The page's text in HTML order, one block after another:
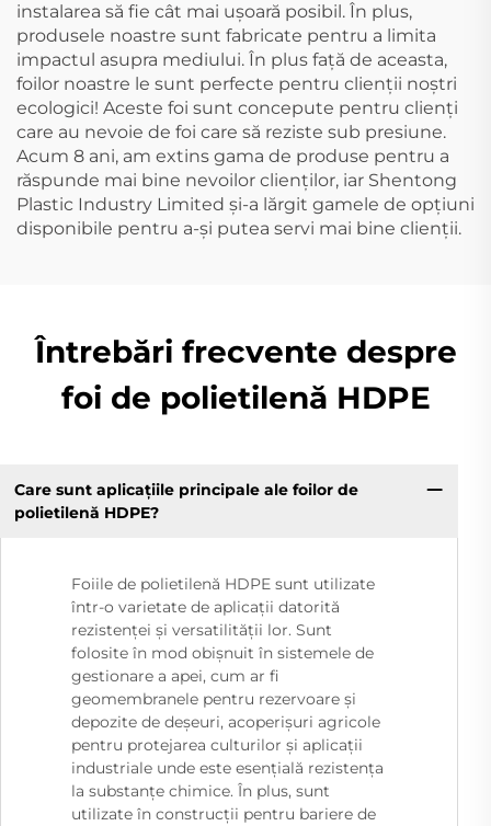
instalarea să fie cât mai ușoară posibil. În plus,
produsele noastre sunt fabricate pentru a limita
impactul asupra mediului. În plus față de aceasta,
foilor noastre le sunt perfecte pentru clienții noștri
ecologici! Aceste foi sunt concepute pentru clienți
care au nevoie de foi care să reziste sub presiune.
Acum 8 ani, am extins gama de produse pentru a
răspunde mai bine nevoilor clienților, iar Shentong
Plastic Industry Limited și-a lărgit gamele de opțiuni
disponibile pentru a-și putea servi mai bine clienții.
Întrebări frecvente despre
foi de polietilenă HDPE
Care sunt aplicațiile principale ale foilor de
polietilenă HDPE?
Foiile de polietilenă HDPE sunt utilizate
într-o varietate de aplicații datorită
rezistenței și versatilității lor. Sunt
folosite în mod obișnuit în sistemele de
gestionare a apei, cum ar fi
geomembranele pentru rezervoare și
depozite de deșeuri, acoperișuri agricole
pentru protejarea culturilor și aplicații
industriale unde este esențială rezistența
la substanțe chimice. În plus, sunt
utilizate în construcții pentru bariere de